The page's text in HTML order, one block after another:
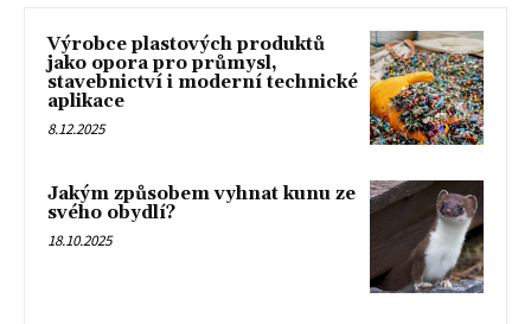
Výrobce plastových produktů
jako opora pro průmysl,
stavebnictví i moderní technické
aplikace
8.12.2025
Jakým způsobem vyhnat kunu ze
svého obydlí?
18.10.2025